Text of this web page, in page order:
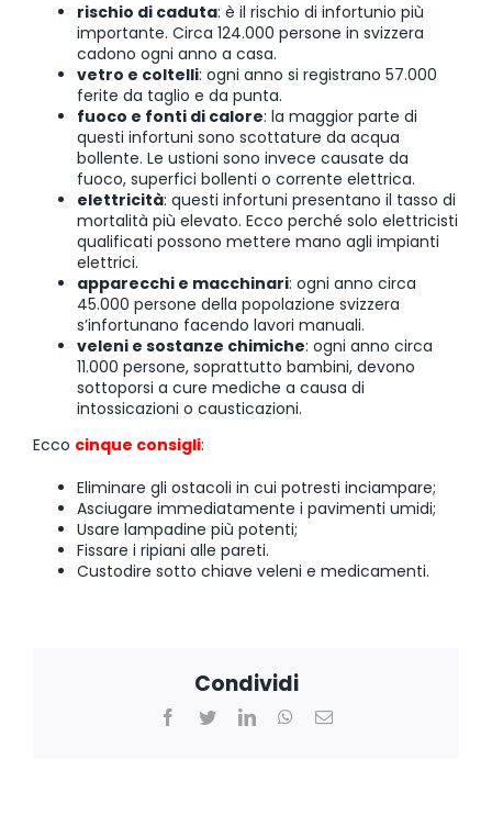
rischio di caduta: è il rischio di infortunio più
importante. Circa 124.000 persone in svizzera
cadono ogni anno a casa.
vetro e coltelli: ogni anno si registrano 57.000
ferite da taglio e da punta.
fuoco e fonti di calore: la maggior parte di
questi infortuni sono scottature da acqua
bollente. Le ustioni sono invece causate da
fuoco, superfici bollenti o corrente elettrica.
elettricità: questi infortuni presentano il tasso di
mortalità più elevato. Ecco perché solo elettricisti
qualificati possono mettere mano agli impianti
elettrici.
apparecchi e macchinari: ogni anno circa
45.000 persone della popolazione svizzera
s’infortunano facendo lavori manuali.
veleni e sostanze chimiche: ogni anno circa
11.000 persone, soprattutto bambini, devono
sottoporsi a cure mediche a causa di
intossicazioni o causticazioni.
Ecco cinque consigli:
Eliminare gli ostacoli in cui potresti inciampare;
Asciugare immediatamente i pavimenti umidi;
Usare lampadine più potenti;
Fissare i ripiani alle pareti.
Custodire sotto chiave veleni e medicamenti.
Condividi
Facebook
TwitterLinkedInWhatsApp
Email